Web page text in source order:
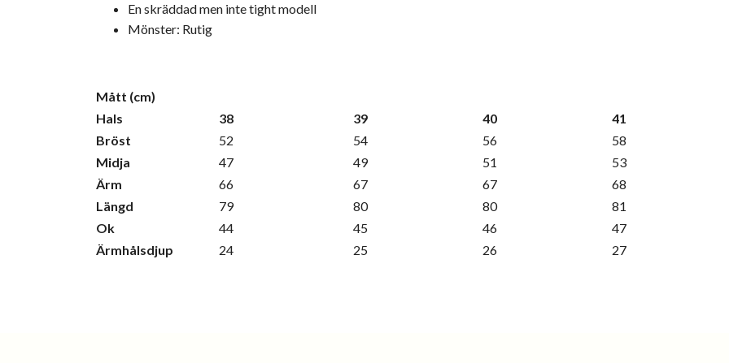
En skräddad men inte tight modell
Mönster: Rutig
Mått (cm)
Hals
38 39 40 41
Bröst
52 54 56 58
Midja
47 49 51 53
Ärm
66 67 67 68
Längd
79 80 80 81
Ok
44 45 46 47
Ärmhålsdjup
24 25 26 27